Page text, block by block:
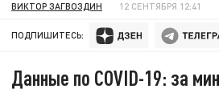
ВИКТОР ЗАГВОЗДИН 12 СЕНТЯБРЯ 12:41
ПОДПИШИТЕСЬ:
Данные по COVID-19: за